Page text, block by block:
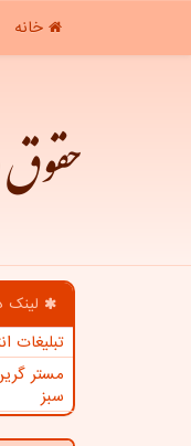
خانه
لینک
تبلیغات
مستر
سبز